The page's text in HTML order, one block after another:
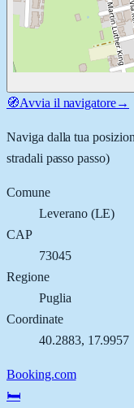
🧭Avvia il navigatore→
Naviga dalla tua
stradali passo passo)
Comune
Leverano(LE)
CAP
73045
Regione
Puglia
Coordinate
40.2883, 17.9957
Booking.com
🛏️